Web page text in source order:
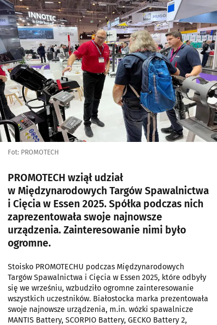
Fot: PROMOTECH
PROMOTECH wziął udział
w Międzynarodowych Targów Spawalnictwa
i Cięcia w Essen 2025. Spółka podczas nich
zaprezentowała swoje najnowsze
urządzenia. Zainteresowanie nimi było
ogromne.
Stoisko PROMOTECHU podczas Międzynarodowych
Targów Spawalnictwa i Cięcia w Essen 2025, które odbyły
się we wrześniu, wzbudziło ogromne zainteresowanie
wszystkich uczestników. Białostocka marka prezentowała
swoje najnowsze urządzenia, m.in. wózki spawalnicze
MANTIS Battery, SCORPIO Battery, GECKO Battery 2,